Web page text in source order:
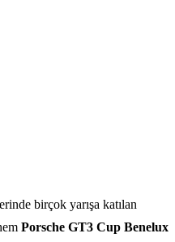
birçok yarışa katılan
Porsche GT3 Cup Benelux